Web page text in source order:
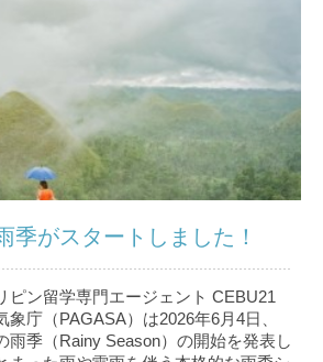
季がスタートしました！
ピン留学専門エージェント CEBU21
象庁（PAGASA）は2026年6月4日、
雨季（Rainy Season）の開始を発表し